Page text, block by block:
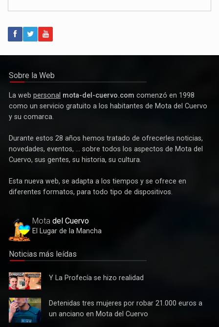
Política
Deportes
La webpersonal mota-del-cuervo.comcomenzó en 1998
como un servicio gratuito a los habitantes de Mota del Cuervo
Durante estos 28 años hemos tratado de ofrecerles noticias,
novedades, eventos, ... sobre todos los aspectos de Mota del
Esta nueva web, se adapta a los tiempos y se ofrece en
Motadel Cuervo
Y La
Profecía
se hizo
realidad
Detenidas
tres
Detenidas tres mujeres por robar 21.000 euros a